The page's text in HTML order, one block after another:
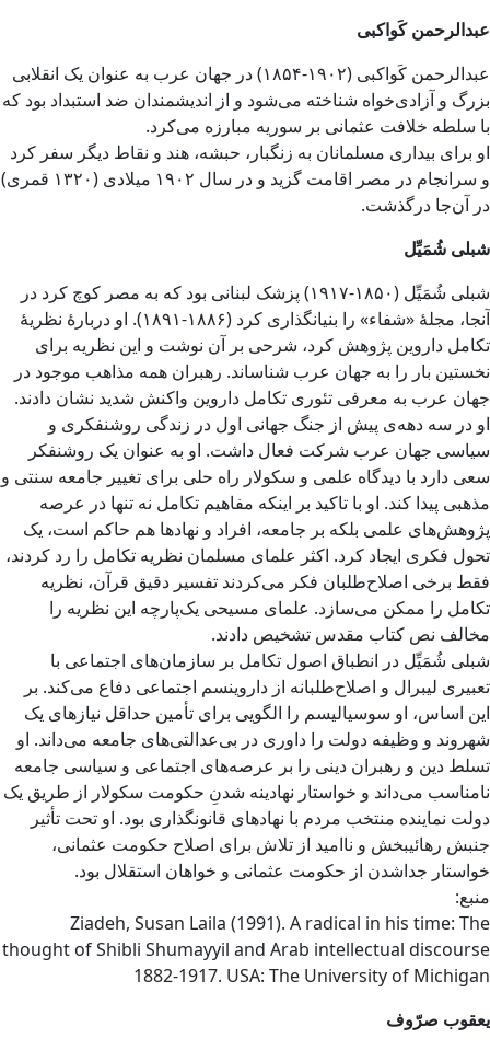
عبدالرحمن کَواکبی
عبدالرحمن کَواکبی (۱۹۰۲-۱۸۵۴) در جهان عرب به عنوان یک انقلابی
بزرگ و آزادی‌خواه شناخته می‌شود و از اندیشمندان ضد استبداد بود که
با سلطه خلافت عثمانی بر سوریه مبارزه می‌کرد.
او برای بیداری مسلمانان به زنگبار، حبشه، هند و نقاط دیگر سفر کرد
و سرانجام در مصر اقامت گزید و در سال ۱۹۰۲ میلادی (۱۳۲۰ قمری)
در آن‌جا درگذشت.
شبلی شُمَیِّل
شبلی شُمَیِّل (۱۸۵۰-۱۹۱۷) پزشک لبنانی بود که به مصر کوچ کرد در
آنجا، مجلهٔ «شفاء» را بنیانگذاری کرد (۱۸۸۶-۱۸۹۱). او دربارهٔ نظریهٔ
تکامل داروین پژوهش کرد، شرحی بر آن نوشت و این نظریه برای
نخستین بار را به جهان عرب شناساند. رهبران همه مذاهب موجود در
جهان عرب به معرفی تئوری تکامل داروین واکنش شدید نشان دادند.
او در سه دهه‌ی پیش از جنگ جهانی اول در زندگی روشنفکری و
سیاسی جهان عرب شرکت فعال داشت. او به عنوان یک روشنفکر
سعی دارد با دیدگاه علمی و سکولار راه حلی برای تغییر جامعه سنتی و
مذهبی پیدا کند. او با تاکید بر اینکه مفاهیم تکامل نه تنها در عرصه
پژوهش‌های علمی بلکه بر جامعه، افراد و نهادها هم حاکم است، یک
تحول فکری ایجاد کرد. اکثر علمای مسلمان نظریه تکامل را رد کردند،
فقط برخی اصلاح‌طلبان فکر می‌کردند تفسیر دقیق قرآن، نظریه
تکامل را ممکن می‌سازد. علمای مسیحی یک‌پارچه این نظریه را
مخالف نص کتاب مقدس تشخیص دادند.
شبلی شُمَیِّل در انطباق اصول تکامل بر سازمان‌های اجتماعی با
تعبیری لیبرال و اصلاح‌طلبانه از داروینسم اجتماعی دفاع می‌کند. بر
این اساس، او سوسیالیسم را الگویی برای تأمین حداقل نیازهای یک
شهروند و وظیفه دولت را داوری در بی‌عدالتی‌های جامعه می‌داند. او
تسلط دین و رهبران دینی را بر عرصه‌های اجتماعی و سیاسی جامعه
نامناسب می‌داند و خواستار نهادینه شدنِ حکومت سکولار از طریق یک
دولت نماینده منتخب مردم با نهادهای قانونگذاری بود. او تحت تأثیر
جنبش رهائیبخش و ناامید از تلاش برای اصلاح حکومت عثمانی،
خواستار جداشدن از حکومت عثمانی و خواهان استقلال بود.
منبع:
Ziadeh, Susan Laila (1991). A radical in his time: The
thought of Shibli Shumayyil and Arab intellectual discourse
1882-1917. USA: The University of Michigan
یعقوب صرّوف